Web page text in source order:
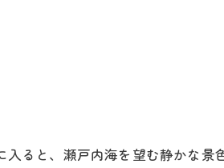
ると、瀬戸内海を望む静かな景